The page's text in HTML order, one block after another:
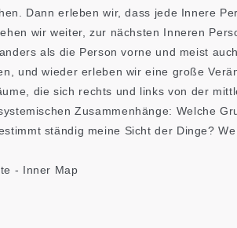
Dann erleben wir, dass jede Innere
wir weiter, zur nächsten Inneren
als die Person vorne und meist
und wieder erleben wir eine große
die sich rechts und links von der
Zusammenhänge: Welche
ständig meine Sicht der Dinge?